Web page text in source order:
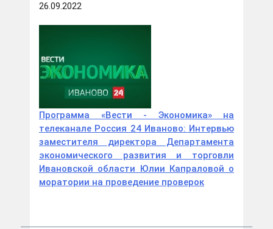
26.09.2022
Программа «Вести - Экономика» на
телеканале Россия 24 Иваново: Интервью
заместителя директора Департамента
экономического развития и торговли
Ивановской области Юлии Капраловой о
моратории на проведение проверок